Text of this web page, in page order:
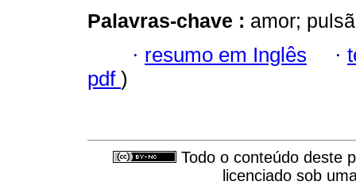
Palavras-chave : amor;
· resumo em Inglês ·
pdf )
Todo o conteúdo deste
licenciado sob